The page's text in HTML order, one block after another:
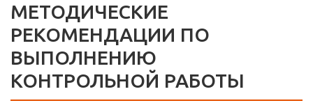
МЕТОДИЧЕСКИЕ
РЕКОМЕНДАЦИИ ПО
ВЫПОЛНЕНИЮ
КОНТРОЛЬНОЙ РАБОТЫ